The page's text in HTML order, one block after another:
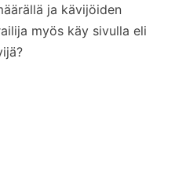
ja kävijöiden
myös käy sivulla eli